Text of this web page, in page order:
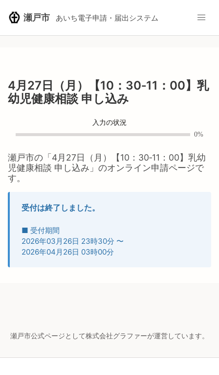
瀬戸市 あいち電子申請・届出システム
4月27日（月）【10：30‐11：00】乳
幼児健康相談 申し込み
入力の状況
0%
瀬戸市の「 4月27日（月）【10：30‐11：00】乳幼
児健康相談 申し込み 」のオンライン申請ページで
す。
受付は終了しました。
■ 受付期間
2026年03月26日 23時30分 〜
2026年04月26日 03時00分
瀬戸市公式ページとして株式会社グラファーが運営しています。